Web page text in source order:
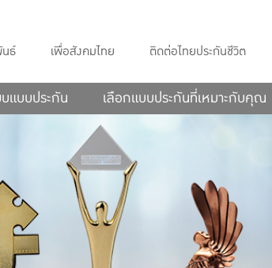
ธ์ เพื่อสังคมไทย ติดต่อไทยประกันชีวิต
แบบประกัน เลือกแบบประกันที่เหมาะกับคุณ